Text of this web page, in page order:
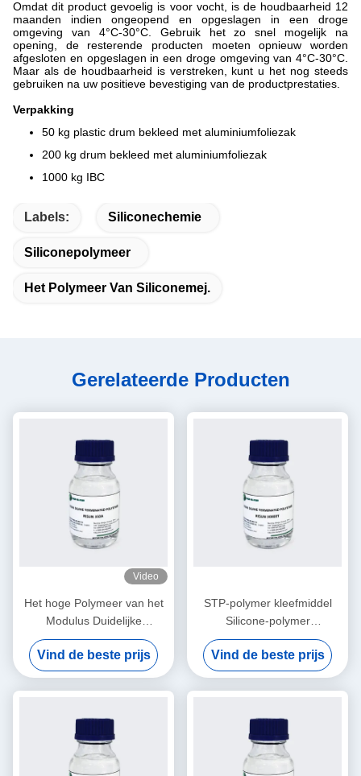
Omdat dit product gevoelig is voor vocht, is de houdbaarheid 12
maanden indien ongeopend en opgeslagen in een droge
omgeving van 4°C-30°C. Gebruik het zo snel mogelijk na
opening, de resterende producten moeten opnieuw worden
afgesloten en opgeslagen in een droge omgeving van 4°C-30°C.
Maar als de houdbaarheid is verstreken, kunt u het nog steeds
gebruiken na uw positieve bevestiging van de productprestaties.
Verpakking
50 kg plastic drum bekleed met aluminiumfoliezak
200 kg drum bekleed met aluminiumfoliezak
1000 kg IBC
Labels: Siliconechemie
Siliconepolymeer
Het Polymeer Van Siliconemej.
Gerelateerde Producten
Video
Het hoge Polymeer van het
Modulus Duidelijke
Gewijzigde Silicone voor
Structurele
Siliconeverglazing
Vind de beste prijs
STP-polymer kleefmiddel
Silicone-polymer
hoogreactief
laagmodulusvloeistof
Vind de beste prijs